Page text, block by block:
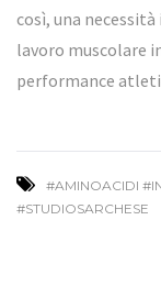
così, una
lavoro muscolare
performance
#AMINOACIDI
#STUDIOSARCHESE